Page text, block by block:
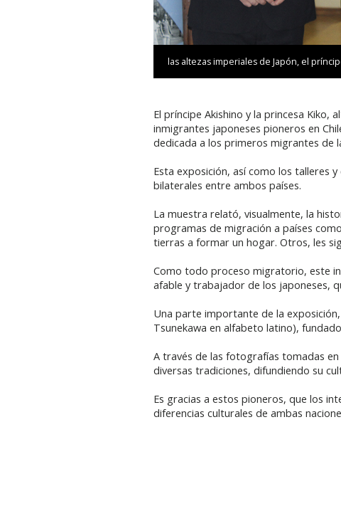
las altezas imperiales de Japón, el
El príncipe Akishino y la princesa Kiko,
inmigrantes japoneses pioneros en
dedicada a los primeros migrantes de
Esta exposición, así como los talleres
bilaterales entre ambos países.
La muestra relató, visualmente, la
programas de migración a países
tierras a formar un hogar. Otros, les
Como todo proceso migratorio, este
afable y trabajador de los japoneses,
Una parte importante de la
Tsunekawa en alfabeto latino),
A través de las fotografías tomadas
diversas tradiciones, difundiendo su
Es gracias a estos pioneros, que los
diferencias culturales de ambas